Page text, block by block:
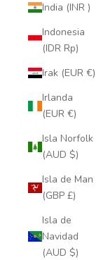
India (INR ₹)
Indonesia
(IDR Rp)
Irak (EUR €)
Irlanda
(EUR €)
Isla Norfolk
(AUD $)
Isla de Man
(GBP £)
Isla de
Navidad
(AUD $)